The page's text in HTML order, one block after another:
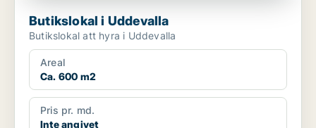
Butikslokal i Uddevalla
Butikslokal att hyra i Uddevalla
Areal
Ca. 600 m2
Pris pr. md.
Inte angivet